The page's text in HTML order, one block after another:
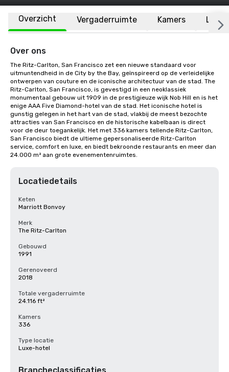
Overzicht Vergaderruimte Kamers
Over ons
The Ritz-Carlton, San Francisco zet een nieuwe standaard voor
uitmuntendheid in de City by the Bay, geïnspireerd op de verleidelijke
ontwerpen van couture en de iconische architectuur van de stad. The
Ritz-Carlton, San Francisco, is gevestigd in een neoklassiek
monumentaal gebouw uit 1909 in de prestigieuze wijk Nob Hill en is het
enige AAA Five Diamond-hotel van de stad. Het iconische hotel is
gunstig gelegen in het hart van de stad, vlakbij de meest bezochte
attracties van San Francisco en de historische kabelbaan is direct
voor de deur toegankelijk. Het met 336 kamers tellende Ritz-Carlton,
San Francisco biedt de ultieme gepersonaliseerde Ritz-Carlton
service, comfort en luxe, en biedt bekroonde restaurants en meer dan
24.000 m² aan grote evenementenruimtes.
Locatiedetails
Keten
Marriott Bonvoy
Merk
The Ritz-Carlton
Gebouwd
1991
Gerenoveerd
2018
Totale vergaderruimte
24.116 ft²
Kamers
336
Type locatie
Luxe-hotel